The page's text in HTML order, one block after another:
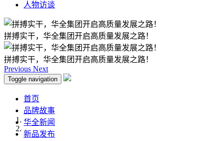
人物访谈
拼搏实干，华全集团开启高质量发展之路！
拼搏实干，华全集团开启高质量发展之路！
Previous Next
Toggle navigation
首页
品牌故事
华全新闻
新品发布